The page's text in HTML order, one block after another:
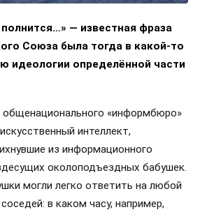
— известная фраза
Союза была тогда в какой-то
идеологии определённой части
«информбюро»
интеллект,
из информационного
околоподъездных бабушек.
могли легко ответить на любой
в каком часу, например,